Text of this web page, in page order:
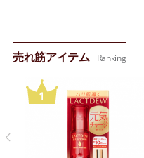
売れ筋アイテム Ranking